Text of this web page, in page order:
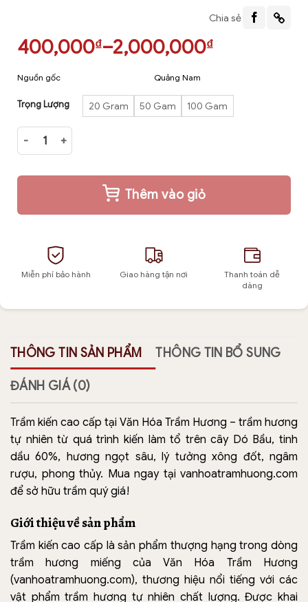
Chia sẻ
400,000₫–2,000,000₫
Khoảng
từ
400,000₫
đến
2,000,000₫
Nguồn gốc Quảng Nam
Hàm lượng tinh dầu 60%
Mùi hương
Quy cách đóng hộp
Trọng Lượng 20 Gram 50 Gam 100 Gam
Trầm kiến cao cấp tự nhiên 100% số lượng
Thêm vào giỏ
Miễn phí bảo hành Giao hàng tận nơi
Thanh toán dễ
dàng
THÔNG TIN SẢN PHẨM THÔNG TIN BỔ SUNG
ĐÁNH GIÁ (0)
Trầm kiến cao cấp tại Văn Hóa Trầm Hương – trầm hương
tự nhiên từ quá trình kiến làm tổ trên cây Dó Bầu, tinh
dầu 60%, hương ngọt sâu, lý tưởng xông đốt, ngâm
rượu, phong thủy. Mua ngay tại vanhoatramhuong.com
để sở hữu trầm quý giá!
Giới thiệu về sản phẩm
Trầm kiến cao cấp là sản phẩm thượng hạng trong dòng
trầm hương miếng của Văn Hóa Trầm Hương
(vanhoatramhuong.com), thương hiệu nổi tiếng với các
vật phẩm trầm hương tự nhiên chất lượng. Được khai